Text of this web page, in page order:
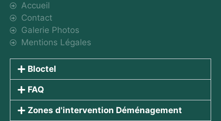
Accueil
Contact
Galerie Photos
Mentions Légales
Bloctel
FAQ
Zones d'intervention Déménagement